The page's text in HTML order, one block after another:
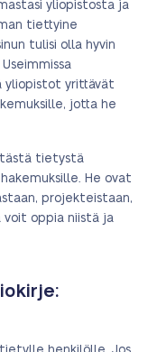
yliopistosta ja
tiettyine
tulisi olla hyvin
yliopistot yrittävät
jotta he
tästä tietystä
He ovat
projekteistaan,
voit oppia niistä ja